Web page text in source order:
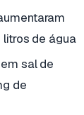
de água
sal de
de